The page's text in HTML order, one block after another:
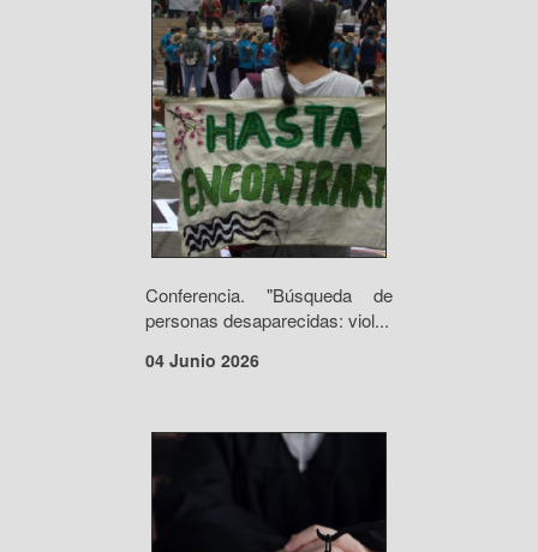
Conferencia. "Búsqueda de
personas desaparecidas: viol...
04 Junio 2026